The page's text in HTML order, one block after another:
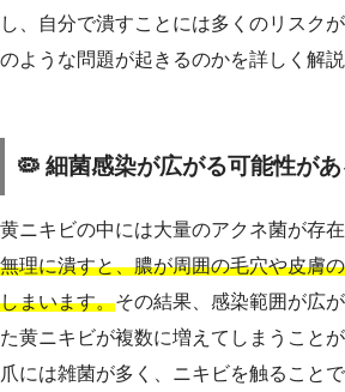
し、自分で潰すことには多くのリスク
のような問題が起きるのかを詳しく解説
🦠 細菌感染が広がる可能性があ
黄ニキビの中には大量のアクネ菌が存在
無理に潰すと、膿が周囲の毛穴や皮膚
しまいます。その結果、感染範囲が広
た黄ニキビが複数に増えてしまうこと
爪には雑菌が多く、ニキビを触ること